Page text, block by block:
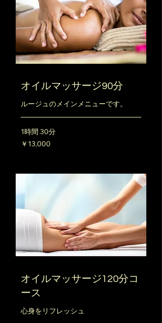
オイルマッサージ90分
ルージュのメインメニューです。
1時間 30分
13,000
円
￥13,000
オイルマッサージ120分コ
ース
心身をリフレッシュ